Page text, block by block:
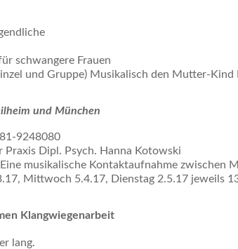
schwangere Frauen
und Gruppe) Musikalisch den Mutter-
und München
9248080
Dipl. Psych. Hanna Kotowski
musikalische Kontaktaufnahme zwischen
Mittwoch 5.4.17, Dienstag 2.5.17 jeweils
Klangwiegenarbeit
lang.